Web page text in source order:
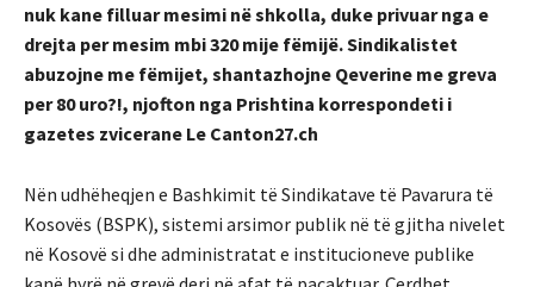
nuk kane filluar mesimi në shkolla, duke privuar nga e
drejta per mesim mbi 320 mije fëmijë. Sindikalistet
abuzojne me fëmijet, shantazhojne Qeverine me greva
per 80 uro?!, njofton nga Prishtina korrespondeti i
gazetes zvicerane Le Canton27.ch
Nën udhëheqjen e Bashkimit të Sindikatave të Pavarura të
Kosovës (BSPK), sistemi arsimor publik në të gjitha nivelet
në Kosovë si dhe administratat e institucioneve publike